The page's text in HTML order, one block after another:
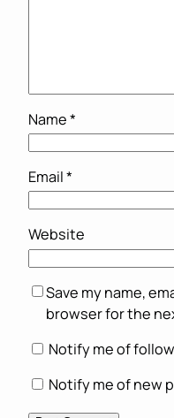
Name*
Email*
Website
Save my name,
browser for the
Notify me of
Notify me of new